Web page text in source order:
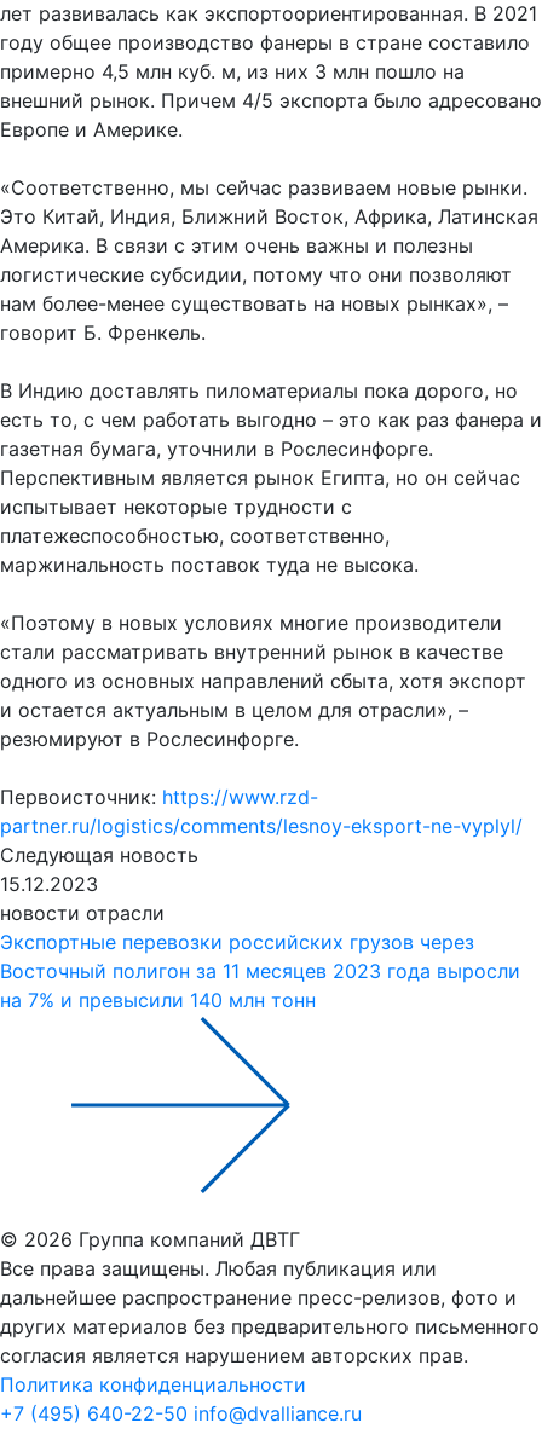
лет развивалась как экспортоориентированная. В 2021
году общее производство фанеры в стране составило
примерно 4,5 млн куб. м, из них 3 млн пошло на
внешний рынок. Причем 4/5 экспорта было адресовано
Европе и Америке.
«Соответственно, мы сейчас развиваем новые рынки.
Это Китай, Индия, Ближний Восток, Африка, Латинская
Америка. В связи с этим очень важны и полезны
логистические субсидии, потому что они позволяют
нам более-менее существовать на новых рынках», –
говорит Б. Френкель.
В Индию доставлять пиломатериалы пока дорого, но
есть то, с чем работать выгодно – это как раз фанера и
газетная бумага, уточнили в Рослесинфорге.
Перспективным является рынок Египта, но он сейчас
испытывает некоторые трудности с
платежеспособностью, соответственно,
маржинальность поставок туда не высока.
«Поэтому в новых условиях многие производители
стали рассматривать внутренний рынок в качестве
одного из основных направлений сбыта, хотя экспорт
и остается актуальным в целом для отрасли», –
резюмируют в Рослесинфорге.
Первоисточник: https://www.rzd-
partner.ru/logistics/comments/lesnoy-eksport-ne-vyplyl/
Следующая новость
15.12.2023
новости отрасли
Экспортные перевозки российских грузов через
Восточный полигон за 11 месяцев 2023 года выросли
на 7% и превысили 140 млн тонн
© 2026 Группа компаний ДВТГ
Все права защищены. Любая публикация или
дальнейшее распространение пресс-релизов, фото и
других материалов без предварительного письменного
согласия является нарушением авторских прав.
Политика конфиденциальности
+7 (495) 640-22-50 info@dvalliance.ru